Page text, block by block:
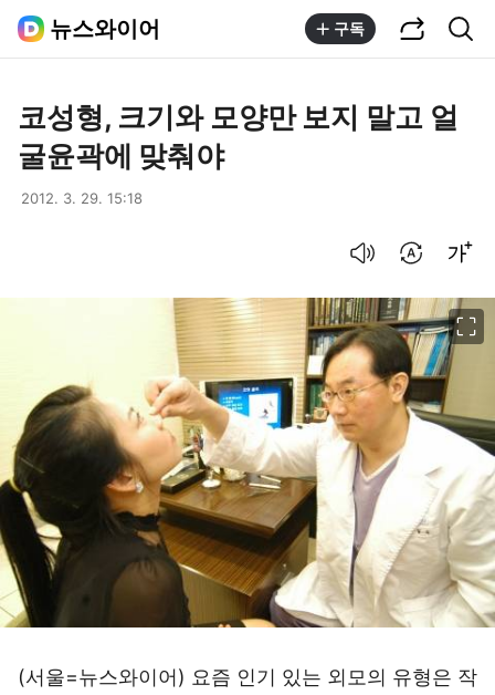
뉴스와이어 구독
코성형, 크기와 모양만 보지 말고 얼
굴윤곽에 맞춰야
2012. 3. 29. 15:18
(서울=뉴스와이어) 요즘 인기 있는 외모의 유형은 작